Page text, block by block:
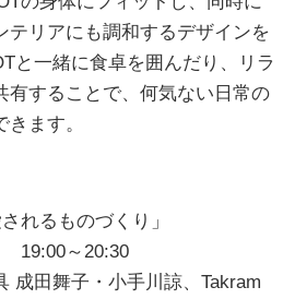
テリアにも調和するデザインを
と一緒に食卓を囲んだり、リラ
有することで、何気ない日常の
ます。
れるものづくり」
19:00～20:30
成田舞子・小手川諒、Takram